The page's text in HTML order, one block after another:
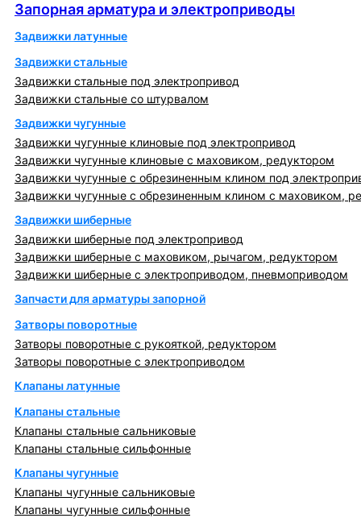
Запорная арматура и электроприводы
Задвижки латунные
Задвижки стальные
Задвижки стальные под электропривод
Задвижки стальные со штурвалом
Задвижки чугунные
Задвижки чугунные клиновые под электропривод
Задвижки чугунные клиновые с маховиком, редуктором
Задвижки чугунные с обрезиненным клином под
Задвижки чугунные с обрезиненным клином с маховиком,
Задвижки шиберные
Задвижки шиберные под электропривод
Задвижки шиберные с маховиком, рычагом, редуктором
Задвижки шиберные с электроприводом, пневмоприводом
Запчасти для арматуры запорной
Затворы поворотные
Затворы поворотные с рукояткой, редуктором
Затворы поворотные с электроприводом
Клапаны латунные
Клапаны стальные
Клапаны стальные сальниковые
Клапаны стальные сильфонные
Клапаны чугунные
Клапаны чугунные сальниковые
Клапаны чугунные сильфонные